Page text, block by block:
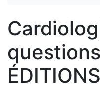
ÉDITIONS